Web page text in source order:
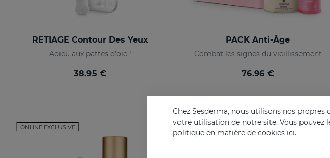
RETIAGE Contour Des Yeux
Adieu aux pattes d'oie !
38.95 €
PACK Anti-Âge
Combat les signes du vieillissement
76.96 €
ONLINE EXCLUSIVE ONLINE EXCLUSIVE
Chez Sesderma, nous utilisons nos
votre utilisation de notre site. Vous
politique en matière de cookies ici.